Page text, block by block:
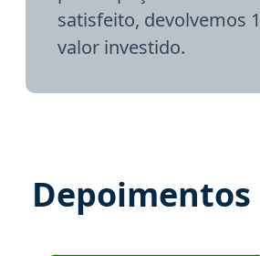
satisfeito, devolvemos
valor investido.
Depoimentos